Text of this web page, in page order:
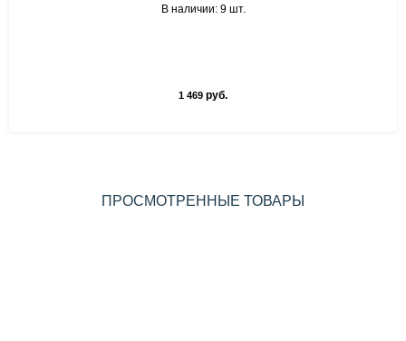
В наличии: 9 шт.
1 469 руб.
ПРОСМОТРЕННЫЕ ТОВАРЫ